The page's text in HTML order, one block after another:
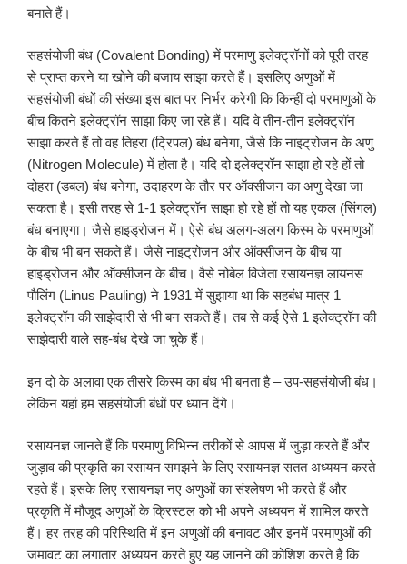
बनाते हैं।
सहसंयोजी बंध (Covalent Bonding) में परमाणु इलेक्ट्रॉनों को पूरी तरह
से प्राप्त करने या खोने की बजाय साझा करते हैं। इसलिए अणुओं में
सहसंयोजी बंधों की संख्या इस बात पर निर्भर करेगी कि किन्हीं दो परमाणुओं के
बीच कितने इलेक्ट्रॉन साझा किए जा रहे हैं। यदि वे तीन-तीन इलेक्ट्रॉन
साझा करते हैं तो वह तिहरा (ट्रिपल) बंध बनेगा, जैसे कि नाइट्रोजन के अणु
(Nitrogen Molecule) में होता है। यदि दो इलेक्ट्रॉन साझा हो रहे हों तो
दोहरा (डबल) बंध बनेगा, उदाहरण के तौर पर ऑक्सीजन का अणु देखा जा
सकता है। इसी तरह से 1-1 इलेक्ट्रॉन साझा हो रहे हों तो यह एकल (सिंगल)
बंध बनाएगा। जैसे हाइड्रोजन में। ऐसे बंध अलग-अलग किस्म के परमाणुओं
के बीच भी बन सकते हैं। जैसे नाइट्रोजन और ऑक्सीजन के बीच या
हाइड्रोजन और ऑक्सीजन के बीच। वैसे नोबेल विजेता रसायनज्ञ लायनस
पौलिंग (Linus Pauling) ने 1931 में सुझाया था कि सहबंध मात्र 1
इलेक्ट्रॉन की साझेदारी से भी बन सकते हैं। तब से कई ऐसे 1 इलेक्ट्रॉन की
साझेदारी वाले सह-बंध देखे जा चुके हैं।
इन दो के अलावा एक तीसरे किस्म का बंध भी बनता है – उप-सहसंयोजी बंध।
लेकिन यहां हम सहसंयोजी बंधों पर ध्यान देंगे।
रसायनज्ञ जानते हैं कि परमाणु विभिन्न तरीकों से आपस में जुड़ा करते हैं और
जुड़ाव की प्रकृति का रसायन समझने के लिए रसायनज्ञ सतत अध्ययन करते
रहते हैं। इसके लिए रसायनज्ञ नए अणुओं का संश्लेषण भी करते हैं और
प्रकृति में मौजूद अणुओं के क्रिस्टल को भी अपने अध्ययन में शामिल करते
हैं। हर तरह की परिस्थिति में इन अणुओं की बनावट और इनमें परमाणुओं की
जमावट का लगातार अध्ययन करते हुए यह जानने की कोशिश करते हैं कि